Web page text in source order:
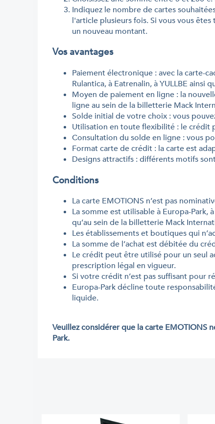
Indiquez le nombre de cartes
l'article plusieurs fois. Si vous vous
un nouveau montant.
Vos avantages
Paiement électronique : avec la carte-
Rulantica, à Eatrenalin, à YULLBE ainsi
Moyen de paiement en ligne : la
ligne au sein de la billetterie Mack
Solde initial de votre choix : vous
Utilisation en toute flexibilité : le crédit
Consultation du solde en ligne : vous
Format carte de crédit : la carte est
Designs attractifs : différents motifs
Conditions
La carte EMOTIONS n’est pas
La somme est utilisable à Europa-Park,
qu’au sein de la billetterie Mack
Les établissements et boutiques qui
La somme de l’achat est débitée du
Le crédit peut être utilisé pour un seul
prescription légal en vigueur.
Si votre crédit n’est pas suffisant pour
Europa-Park décline toute
liquide.
Veuillez considérer que la carte EMOTIONS
Park.